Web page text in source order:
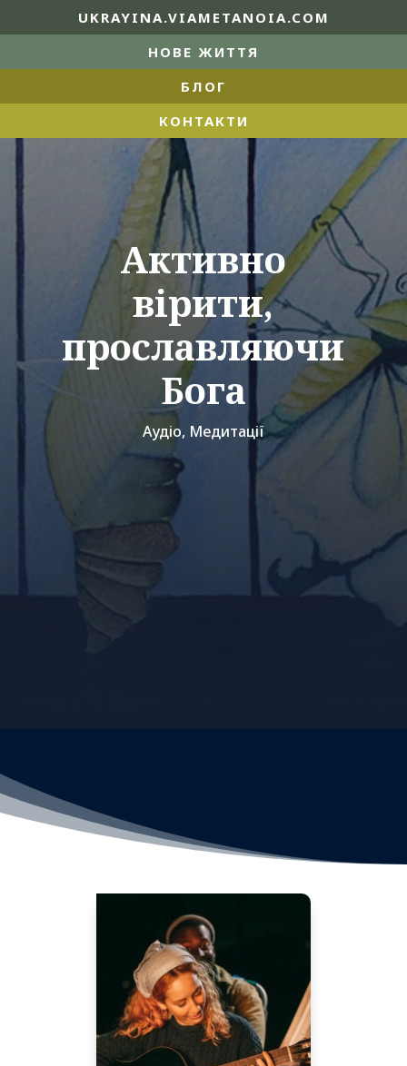
UKRAYINA.VIAMETANOIA.COM
НОВЕ ЖИТТЯ
БЛОГ
КОНТАКТИ
Активно
вірити,
прославляючи
Бога
Аудіо, Медитації